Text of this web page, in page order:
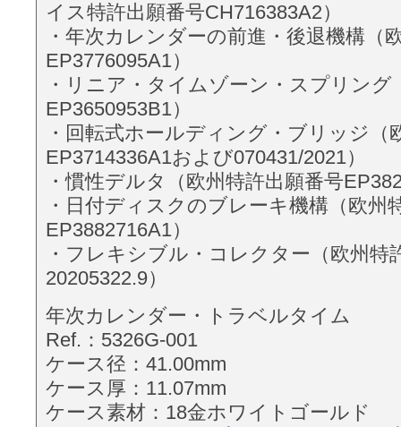
イス特許出願番号CH716383A2）
・年次カレンダーの前進・後退機構（
EP3776095A1）
・リニア・タイムゾーン・スプリング
EP3650953B1）
・回転式ホールディング・ブリッジ（
EP3714336A1および070431/2021）
・慣性デルタ（欧州特許出願番号
・日付ディスクのブレーキ機構（欧州
EP3882716A1）
・フレキシブル・コレクター（欧州特
20205322.9）
年次カレンダー・トラベルタイム
Ref.：5326G-001
ケース径：41.00mm
ケース厚：11.07mm
ケース素材：18金ホワイトゴールド